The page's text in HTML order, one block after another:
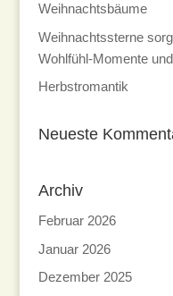
Weihnachtsbäume
Weihnachtssterne
Wohlfühl-Momente
Herbstromantik
Neueste
Archiv
Februar 2026
Januar 2026
Dezember 2025